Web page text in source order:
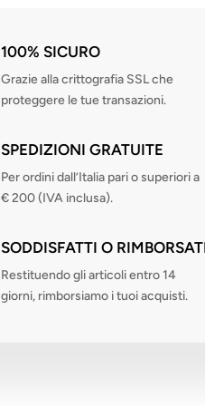
100% SICURO
Grazie alla crittografia SSL che
proteggere le tue transazioni.
SPEDIZIONI GRATUITE
Per ordini dall’Italia pari o superiori a
€ 200 (IVA inclusa).
SODDISFATTI O
Restituendo gli articoli entro 14
giorni, rimborsiamo i tuoi acquisti.